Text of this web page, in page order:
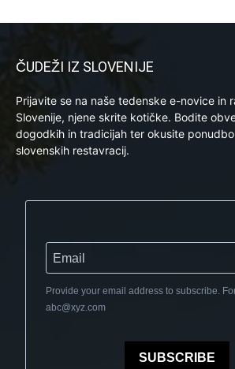
ČUDEŽI IZ SLOVENIJE
Prijavite se na naše tedenske e-novice in
Slovenije, njene skrite kotičke. Bodite
dogodkih in tradicijah ter okusite
slovenskih restavracij.
Provide your email address to subscribe.
abc@xyz.com
SUBSCRIBE